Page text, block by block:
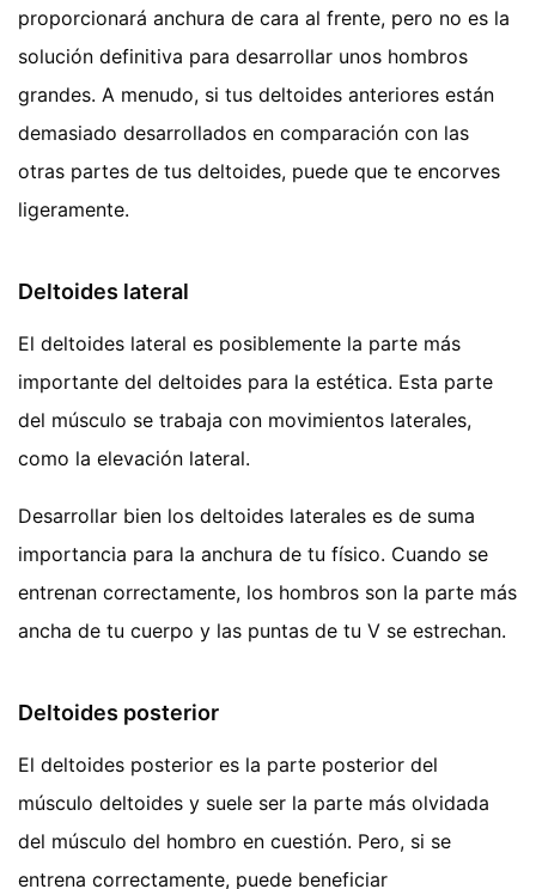
proporcionará anchura de cara al frente, pero no es la
solución definitiva para desarrollar unos hombros
grandes. A menudo, si tus deltoides anteriores están
demasiado desarrollados en comparación con las
otras partes de tus deltoides, puede que te encorves
ligeramente.
Deltoides lateral
El deltoides lateral es posiblemente la parte más
importante del deltoides para la estética. Esta parte
del músculo se trabaja con movimientos laterales,
como la elevación lateral.
Desarrollar bien los deltoides laterales es de suma
importancia para la anchura de tu físico. Cuando se
entrenan correctamente, los hombros son la parte más
ancha de tu cuerpo y las puntas de tu V se estrechan.
Deltoides posterior
El deltoides posterior es la parte posterior del
músculo deltoides y suele ser la parte más olvidada
del músculo del hombro en cuestión. Pero, si se
entrena correctamente, puede beneficiar